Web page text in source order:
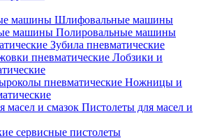
Шлифовальные машины
Полировальные машины
Зубила пневматические
Лобзики и
Ножницы и
Пистолеты для масел и